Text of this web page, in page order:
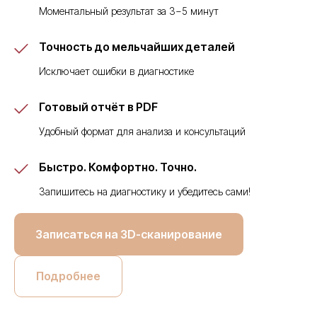
Моментальный результат за 3−5 минут
Точность до мельчайших деталей
Исключает ошибки в диагностике
Готовый отчёт в PDF
Удобный формат для анализа и консультаций
Быстро. Комфортно. Точно.
Запишитесь на диагностику и убедитесь сами!
Записаться на 3D-сканирование
Подробнее